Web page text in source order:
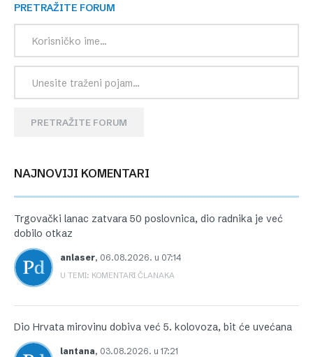
PRETRAŽITE FORUM
PRETRAŽITE FORUM
NAJNOVIJI KOMENTARI
Trgovački lanac zatvara 50 poslovnica, dio radnika je već
dobilo otkaz
anlaser, 06.08.2026. u 07:14
U TEMI: KOMENTARI ČLANAKA
Dio Hrvata mirovinu dobiva već 5. kolovoza, bit će uvećana
lantana, 03.08.2026. u 17:21